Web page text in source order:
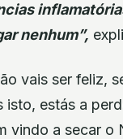
nenhum”,
vais ser feliz,
estás a
vindo a secar o